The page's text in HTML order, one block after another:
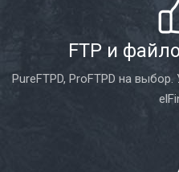
FTP и
PureFTPD, ProFTPD на